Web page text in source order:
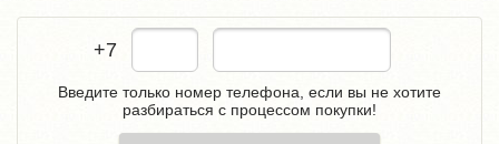
+7
Введите только номер телефона, если вы не хотите
разбираться с процессом покупки!